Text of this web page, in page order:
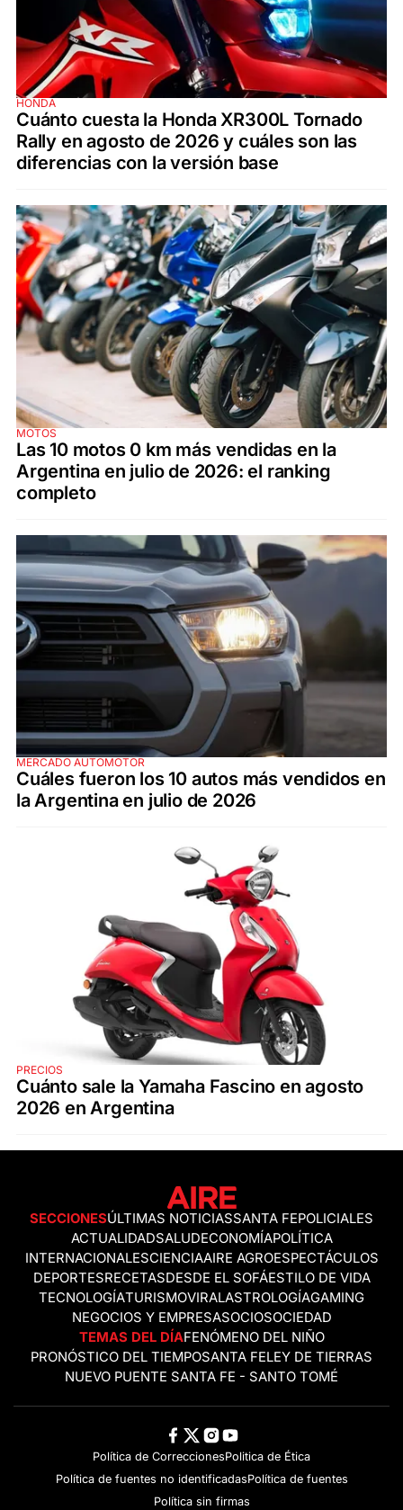
HONDA
Cuánto cuesta la Honda XR300L Tornado
Rally en agosto de 2026 y cuáles son las
diferencias con la versión base
MOTOS
Las 10 motos 0 km más vendidas en la
Argentina en julio de 2026: el ranking
completo
MERCADO AUTOMOTOR
Cuáles fueron los 10 autos más vendidos en
la Argentina en julio de 2026
PRECIOS
Cuánto sale la Yamaha Fascino en agosto
2026 en Argentina
SECCIONESÚLTIMAS NOTICIASSANTA FEPOLICIALES
ACTUALIDADSALUDECONOMÍAPOLÍTICA
INTERNACIONALESCIENCIAAIRE AGROESPECTÁCULOS
DEPORTESRECETASDESDE EL SOFÁESTILO DE VIDA
TECNOLOGÍATURISMOVIRALASTROLOGÍAGAMING
NEGOCIOS Y EMPRESASOCIOSOCIEDAD
TEMAS DEL DÍAFENÓMENO DEL NIÑO
PRONÓSTICO DEL TIEMPOSANTA FELEY DE TIERRAS
NUEVO PUENTE SANTA FE - SANTO TOMÉ
Política de CorreccionesPolitica de Ética
Política de fuentes no identificadasPolítica de fuentes
Política sin firmas